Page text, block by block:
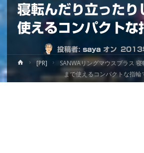
寝転んだり立ったり
使えるコンパクトな
投稿者: saya オン 2013
ホ
ム
[PR]
SANWAリングマウスプラス
まで使えるコンパクトな指輪